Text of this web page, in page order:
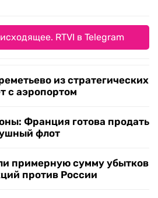
RTVI в Telegram
из стратегических
с аэропортом
Франция готова продать
флот
примерную сумму убытков
против России